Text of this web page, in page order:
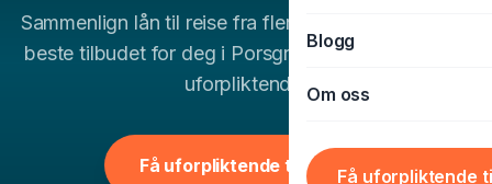
BOLIG & LIVSSTIL
Blogg
Om oss
Få uforpliktende
Sammenlign lån til reisefra flere banker og finn det
beste tilbudet for deg i Porsgrunn. 100% gratis og
uforpliktende.
Få uforpliktende tilbud